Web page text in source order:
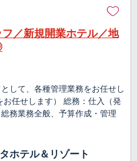
フ／新規開業ホテル／地
して、各種管理業務をお任せし
任せします） 総務：仕入（発
務業務全般、予算作成・管理
ホテル＆リゾート